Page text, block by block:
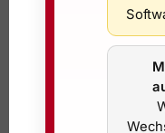
Auf einer Terrasse im
die Lage ebenfalls
oder wenig invasiven
elektrische Seite